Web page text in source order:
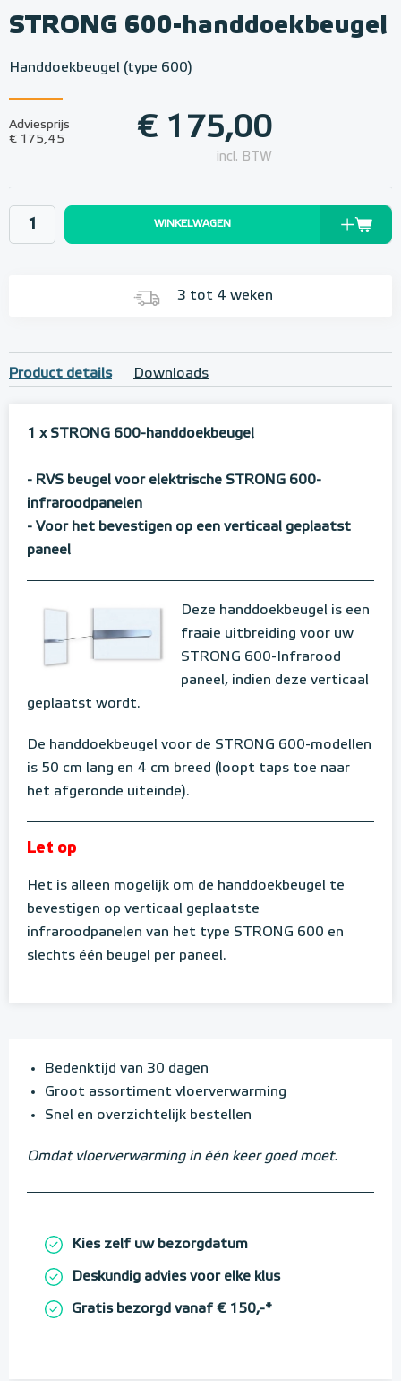
STRONG 600-handdoekbeugel
Handdoekbeugel (type 600)
Adviesprijs
€ 175,45
€ 175,00
incl. BTW
WINKELWAGEN
3 tot 4 weken
Product details Downloads
1 x STRONG 600-handdoekbeugel
- RVS beugel voor elektrische STRONG 600-
infraroodpanelen
- Voor het bevestigen op een verticaal geplaatst
paneel
Deze handdoekbeugel is een
fraaie uitbreiding voor uw
STRONG 600-Infrarood
paneel, indien deze verticaal
geplaatst wordt.
De handdoekbeugel voor de STRONG 600-modellen
is 50 cm lang en 4 cm breed (loopt taps toe naar
het afgeronde uiteinde).
Let op
Het is alleen mogelijk om de handdoekbeugel te
bevestigen op verticaal geplaatste
infraroodpanelen van het type STRONG 600 en
slechts één beugel per paneel.
Bedenktijd van 30 dagen
Groot assortiment vloerverwarming
Snel en overzichtelijk bestellen
Omdat vloerverwarming in één keer goed moet.
Kies zelf uw bezorgdatum
Deskundig advies voor elke klus
Gratis bezorgd vanaf € 150,-*